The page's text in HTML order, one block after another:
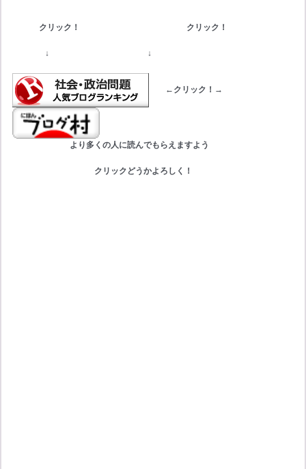
クリック！　　　　　　　　　　　　　クリック！
↓　　　　　　　　　　　　↓
←クリック！→
より多くの人に読んでもらえますよう
クリックどうかよろしく！